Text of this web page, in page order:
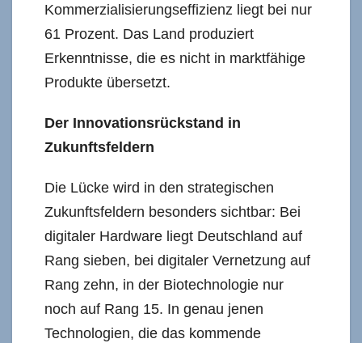
Kommerzialisierungseffizienz liegt bei nur
61 Prozent. Das Land produziert
Erkenntnisse, die es nicht in marktfähige
Produkte übersetzt.
Der Innovationsrückstand in
Zukunftsfeldern
Die Lücke wird in den strategischen
Zukunftsfeldern besonders sichtbar: Bei
digitaler Hardware liegt Deutschland auf
Rang sieben, bei digitaler Vernetzung auf
Rang zehn, in der Biotechnologie nur
noch auf Rang 15. In genau jenen
Technologien, die das kommende